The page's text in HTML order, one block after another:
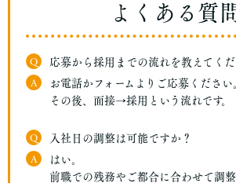
よくある質
Q 応募から採用までの流れを教えてく
A
お電話かフォームよりご応募ください
その後、面接→採用という流れです。
Q 入社日の調整は可能ですか？
A
はい。
前職での残務やご都合に合わせて調整